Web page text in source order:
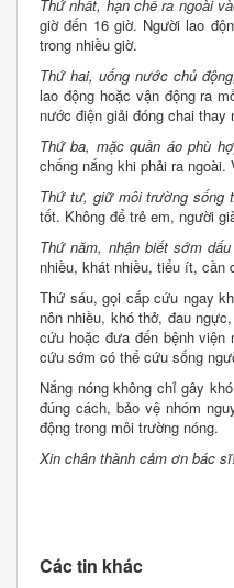
Thứ nhất, hạn chế ra ngoài
giờ đến 16 giờ. Người lao
trong nhiều giờ.
Thứ hai, uống nước chủ
lao động hoặc vận động ra
nước điện giải đóng chai thay
Thứ ba, mặc quần áo phù
chống nắng khi phải ra
Thứ tư, giữ môi trường sống
tốt. Không để trẻ em, người
Thứ năm, nhận biết sớm
nhiều, khát nhiều, tiểu ít, cần
Thứ sáu, gọi cấp cứu ngay
nôn nhiều, khó thở, đau
cứu hoặc đưa đến bệnh
cứu sớm có thể cứu sống
Nắng nóng không chỉ gây
đúng cách, bảo vệ nhóm
động trong môi trường nóng.
Xin chân thành cảm ơn bác
Các tin khác